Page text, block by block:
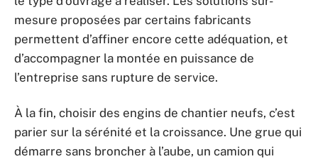
mesure proposées par certains fabricants
permettent d’affiner encore cette adéquation, et
d’accompagner la montée en puissance de
l’entreprise sans rupture de service.
À la fin, choisir des engins de chantier neufs, c’est
parier sur la sérénité et la croissance. Une grue qui
démarre sans broncher à l’aube, un camion qui